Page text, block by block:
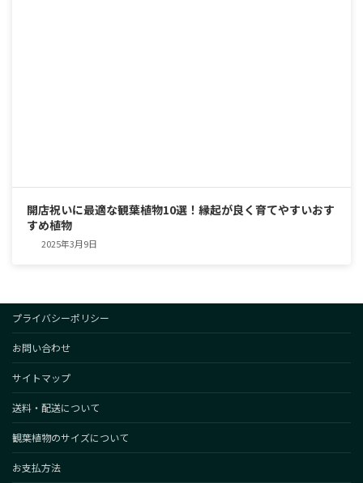
開店祝いに最適な観葉植物10選！縁起が良く育てやすいおす
すめ植物
2025年3月9日
プライバシーポリシー
お問い合わせ
サイトマップ
送料・配送について
観葉植物のサイズについて
お支払方法